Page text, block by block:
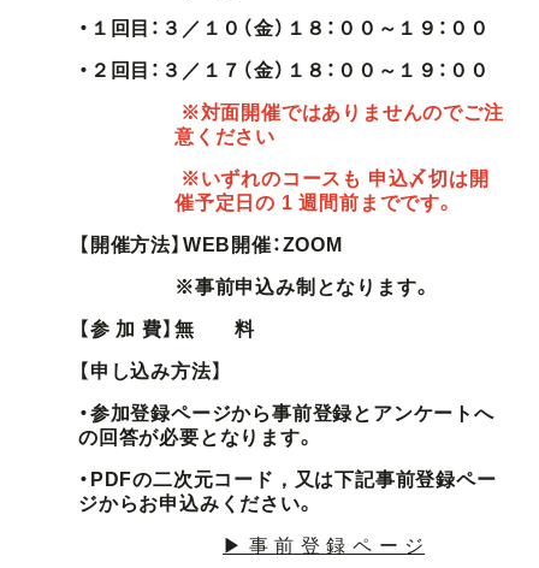
・１回目：３／１０（金）１８：００～１９：００
・２回目：３／１７（金）１８：００～１９：００
※対面開催ではありませんのでご注
意ください
※いずれのコースも 申込〆切は開
催予定日の 1 週間前までです。
【開催方法】WEB開催：ZOOM
※事前申込み制となります。
【参 加 費】無 料
【申し込み方法】
・参加登録ページから事前登録とアンケートへ
の回答が必要となります。
・PDFの二次元コード，又は下記事前登録ペー
ジからお申込みください。
▶ 事 前 登 録 ペ ー ジ